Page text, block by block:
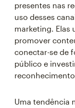
presentes nas
uso desses
marketing. Elas
promover
conectar-se de
público e
Uma tendência